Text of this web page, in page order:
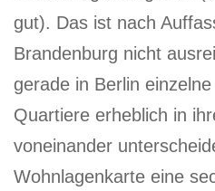
gut). Das ist nach
Brandenburg nicht
gerade in Berlin
Quartiere erheblich in
voneinander
Wohnlagenkarte eine